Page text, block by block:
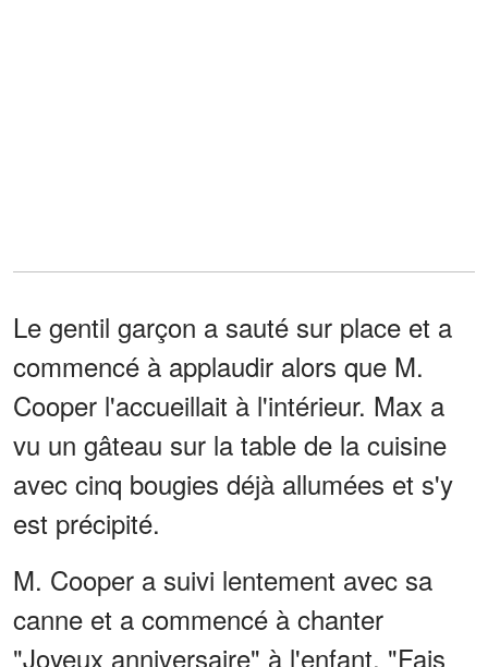
Le gentil garçon a sauté sur place et a
commencé à applaudir alors que M.
Cooper l'accueillait à l'intérieur. Max a
vu un gâteau sur la table de la cuisine
avec cinq bougies déjà allumées et s'y
est précipité.
M. Cooper a suivi lentement avec sa
canne et a commencé à chanter
"Joyeux anniversaire" à l'enfant. "Fais